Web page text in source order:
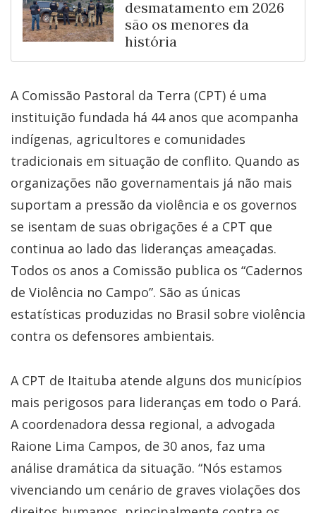
desmatamento em 2026
são os menores da
história
A Comissão Pastoral da Terra (CPT) é uma
instituição fundada há 44 anos que acompanha
indígenas, agricultores e comunidades
tradicionais em situação de conflito. Quando as
organizações não governamentais já não mais
suportam a pressão da violência e os governos
se isentam de suas obrigações é a CPT que
continua ao lado das lideranças ameaçadas.
Todos os anos a Comissão publica os “Cadernos
de Violência no Campo”. São as únicas
estatísticas produzidas no Brasil sobre violência
contra os defensores ambientais.
A CPT de Itaituba atende alguns dos municípios
mais perigosos para lideranças em todo o Pará.
A coordenadora dessa regional, a advogada
Raione Lima Campos, de 30 anos, faz uma
análise dramática da situação. “Nós estamos
vivenciando um cenário de graves violações dos